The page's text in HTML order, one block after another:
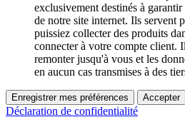
exclusivement destinés à
de notre site internet. Ils servent
puissiez collecter des produits
connecter à votre compte client.
remonter jusqu'à vous et les
en aucun cas transmises à des
Enregistrer mes préférences Accepter
Déclaration de confidentialité